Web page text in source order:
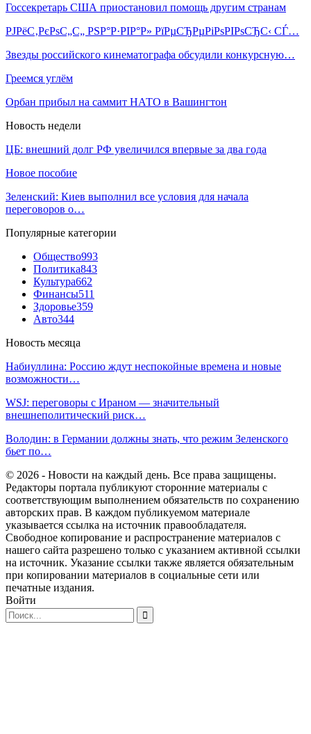
Госсекретарь США приостановил помощь другим странам
РЈРёС‚РєРѕС„С„ РЅР°Р·РІР°Р» РїРµСЂРµРіРѕРІРѕСЂС‹ СЃ…
Звезды российского кинематографа обсудили конкурсную…
Греемся углём
Орбан прибыл на саммит НАТО в Вашингтон
Новость недели
ЦБ: внешний долг РФ увеличился впервые за два года
Новое пособие
Зеленский: Киев выполнил все условия для начала
переговоров о…
Популярные категории
Общество993
Политика843
Культура662
Финансы511
Здоровье359
Авто344
Новость месяца
Набиуллина: Россию ждут неспокойные времена и новые
возможности…
WSJ: переговоры с Ираном — значительный
внешнеполитический риск…
Володин: в Германии должны знать, что режим Зеленского
бьет по…
© 2026 - Новости на каждый день. Все права защищены.
Редакторы портала публикуют сторонние материалы с
соответствующим выполнением обязательств по сохранению
авторских прав. В каждом публикуемом материале
указывается ссылка на источник правообладателя.
Свободное копирование и распространение материалов с
нашего сайта разрешено только с указанием активной ссылки
на источник. Указание ссылки также является обязательным
при копировании материалов в социальные сети или
печатные издания.
Войти